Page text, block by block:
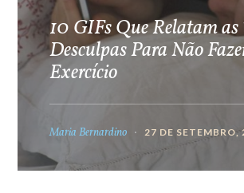
10 GIFs Que Relatam as
Desculpas Para Não
Exercício
Maria Bernardino 27 DE SETEMBRO,